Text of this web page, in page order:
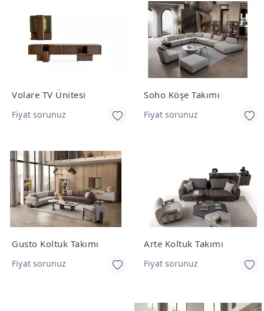
Volare TV Ünitesi
Fiyat sorunuz
Soho Köşe Takımı
Fiyat sorunuz
Gusto Koltuk Takımı
Fiyat sorunuz
Arte Koltuk Takımı
Fiyat sorunuz